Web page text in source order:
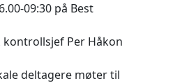
09:30 på Best
Per Håkon
deltagere møter til